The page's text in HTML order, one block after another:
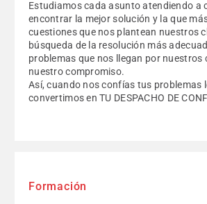
Estudiamos cada asunto atendiendo a
encontrar la mejor solución y la que
cuestiones que nos plantean nuestros
búsqueda de la resolución más
problemas que nos llegan por nuestros
nuestro compromiso.
Así, cuando nos confías tus problemas
convertimos en TU DESPACHO DE
Formación